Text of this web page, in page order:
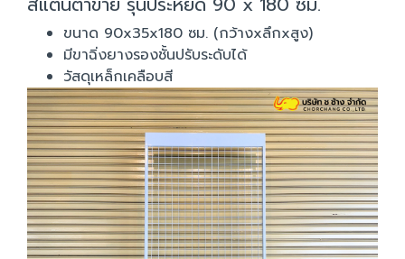
ขนาด 90x35x180 ซม. (กว้างxลึกxสูง)
มีขาฉิ่งยางรองชั้นปรับระดับได้
วัสดุเหล็กเคลือบสี